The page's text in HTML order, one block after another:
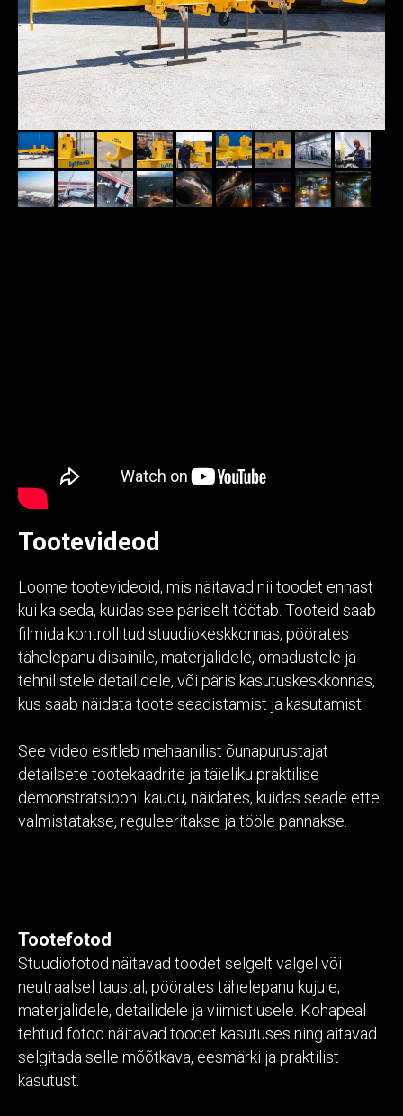
Tootevideod
Loome tootevideoid, mis näitavad nii toodet ennast
kui ka seda, kuidas see päriselt töötab. Tooteid saab
filmida kontrollitud stuudiokeskkonnas, pöörates
tähelepanu disainile, materjalidele, omadustele ja
tehnilistele detailidele, või päris kasutuskeskkonnas,
kus saab näidata toote seadistamist ja kasutamist.
See video esitleb mehaanilist õunapurustajat
detailsete tootekaadrite ja täieliku praktilise
demonstratsiooni kaudu, näidates, kuidas seade ette
valmistatakse, reguleeritakse ja tööle pannakse.
Tootefotod
Stuudiofotod näitavad toodet selgelt valgel või
neutraalsel taustal, pöörates tähelepanu kujule,
materjalidele, detailidele ja viimistlusele. Kohapeal
tehtud fotod näitavad toodet kasutuses ning aitavad
selgitada selle mõõtkava, eesmärki ja praktilist
kasutust.